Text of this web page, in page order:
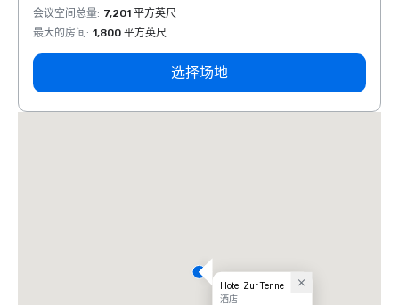
会议空间总量: 7,201 平方英尺
最大的房间 : 1,800 平方英尺
选择场地
Hotel Zur Tenne
酒店